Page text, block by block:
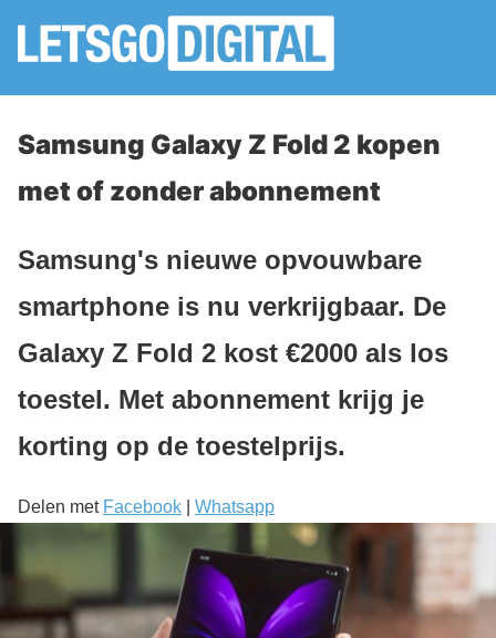
Samsung Galaxy Z Fold 2 kopen
met of zonder abonnement
Samsung's nieuwe opvouwbare
smartphone is nu verkrijgbaar. De
Galaxy Z Fold 2 kost €2000 als los
toestel. Met abonnement krijg je
korting op de toestelprijs.
Delen met Facebook Whatsapp